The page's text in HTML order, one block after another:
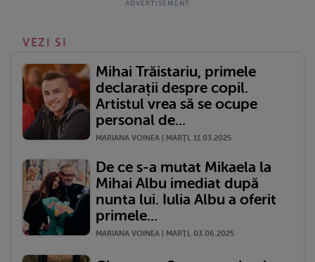
VEZI SI
Mihai Trăistariu, primele
declarații despre copil.
Artistul vrea să se ocupe
personal de...
MARIANA VOINEA | MARŢI, 11.03.2025
De ce s-a mutat Mikaela la
Mihai Albu imediat după
nunta lui. Iulia Albu a oferit
primele...
MARIANA VOINEA | MARŢI, 03.06.2025